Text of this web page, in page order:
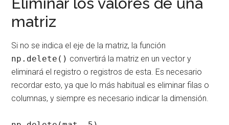
matriz
Si no se indica el eje de la matriz, la función
np.delete() convertirá la matriz en un vector y
eliminará el registro o registros de esta. Es necesario
recordar esto, ya que lo más habitual es eliminar filas o
columnas, y siempre es necesario indicar la dimensión.